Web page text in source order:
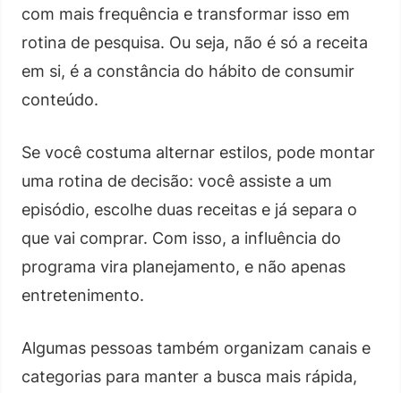
com mais frequência e transformar isso em
rotina de pesquisa. Ou seja, não é só a receita
em si, é a constância do hábito de consumir
conteúdo.
Se você costuma alternar estilos, pode montar
uma rotina de decisão: você assiste a um
episódio, escolhe duas receitas e já separa o
que vai comprar. Com isso, a influência do
programa vira planejamento, e não apenas
entretenimento.
Algumas pessoas também organizam canais e
categorias para manter a busca mais rápida,